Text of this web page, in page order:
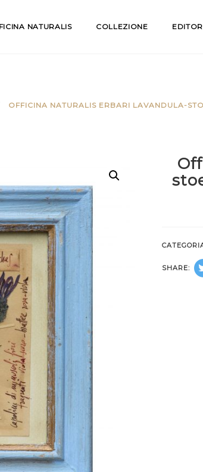
NATURALIS COLLEZIONE
OFFICINA NATURALIS ERBARI LAVANDULA-
SHARE: